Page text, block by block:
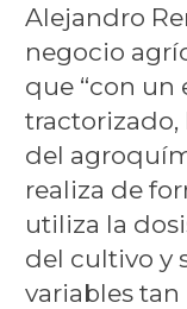
Alejandro
negocio
que “con
tractorizado,
del
realiza de
utiliza la
del cultivo y
variables